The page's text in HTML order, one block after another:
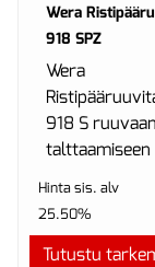
Wera
918 SPZ
Wera
918 S
talttaamiseen
tiukasti kiinni
Kraftfor...
Hinta sis. alv
25.50%
Tutustu